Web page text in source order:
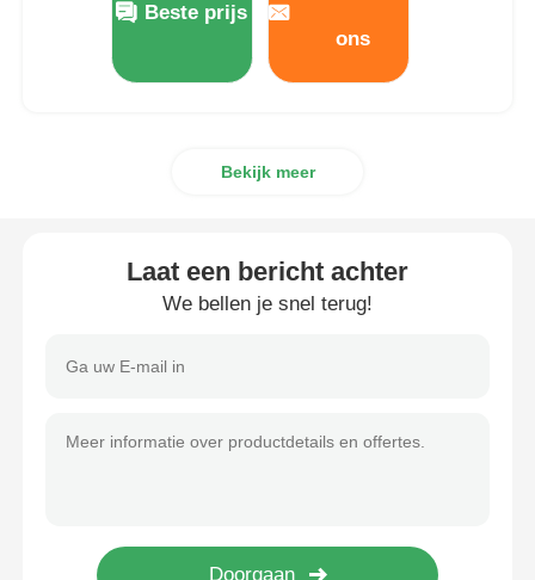
Beste prijs
ons
Bekijk meer
Laat een bericht achter
We bellen je snel terug!